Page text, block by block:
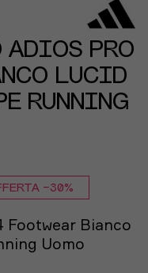
PRO
LUCID
RUNNING
-30%
Footwear Bianco
Uomo